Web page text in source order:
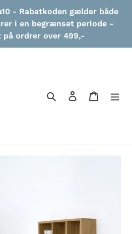
- Rabatkoden gælder både
i en begrænset periode -
på ordrer over 499,-
Søg Log ind